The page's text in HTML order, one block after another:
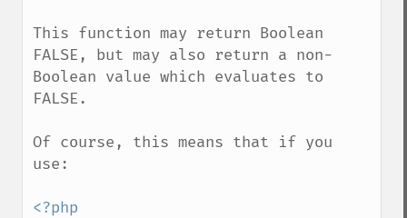
This function may return Boolean
FALSE, but may also return a non-
Boolean value which evaluates to
FALSE.
Of course, this means that if you
use:
<?php